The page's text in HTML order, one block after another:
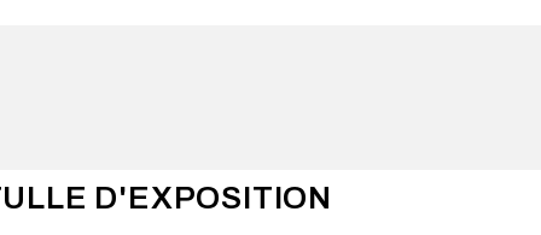
D'EXPOSITION